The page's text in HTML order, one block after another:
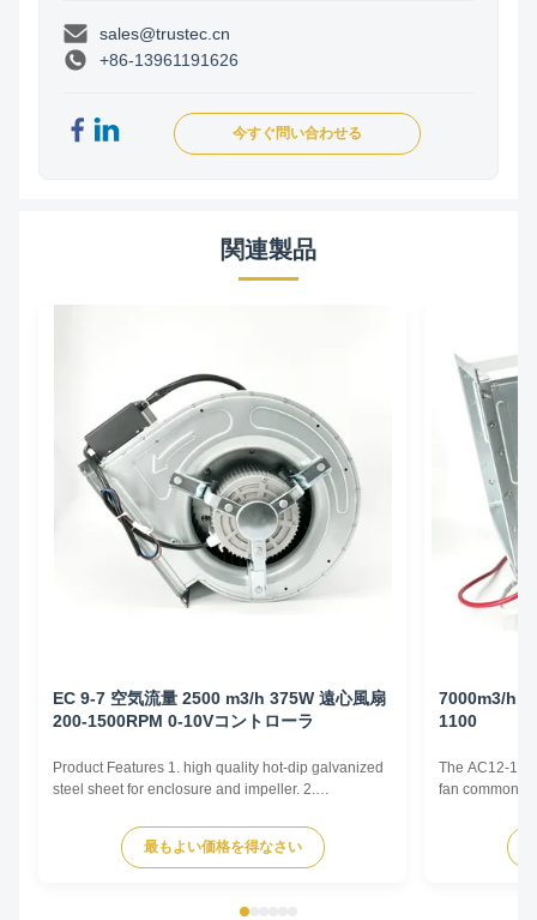
sales@trustec.cn
+86-13961191626
今すぐ問い合わせる
関連製品
EC 9-7 空気流量 2500 m3/h 375W 遠心風扇
200-1500RPM 0-10Vコントローラ
Product Features 1. high quality hot-dip galvanized
steel sheet for enclosure and impeller. 2.
small vibration. Main advantages 1. Experience and
good service. We professionally produce fan motors
最もよい価格を得なさい
7000m3/h
1100
The AC12-12
fan commonly
and various
by